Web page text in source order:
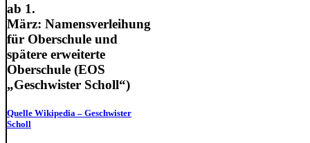
ab 1.
März: Namensverleihung
für Oberschule und
spätere erweiterte
Oberschule (EOS
„Geschwister Scholl“)
Quelle Wikipedia – Geschwister
Scholl